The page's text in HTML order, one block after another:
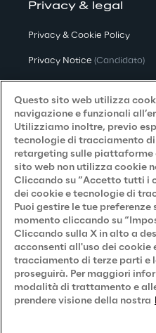
Privacy & legal
Privacy & Cookie Policy
Privacy Notice (Candidato)
Privacy Notice(Fornitore)
Privacy Notice (Marketing)
Accessibilità
Careers
Contacts
Questo sito web utilizza
navigazione e funzionali
Utilizziamo inoltre, previo
tecnologie di tracciamento
retargeting sulle piattaforme
sito web non utilizza cookie
Cliccando su “Accetto tutti i
dei cookie e tecnologie di
Puoi gestire le tue preferenze
momento cliccando su
Cliccando sulla X in alto a
acconsenti all'uso dei cookie
tracciamento di terze parti e
proseguirà. Per maggiori
modalità di trattamento e
prendere visione della nostra